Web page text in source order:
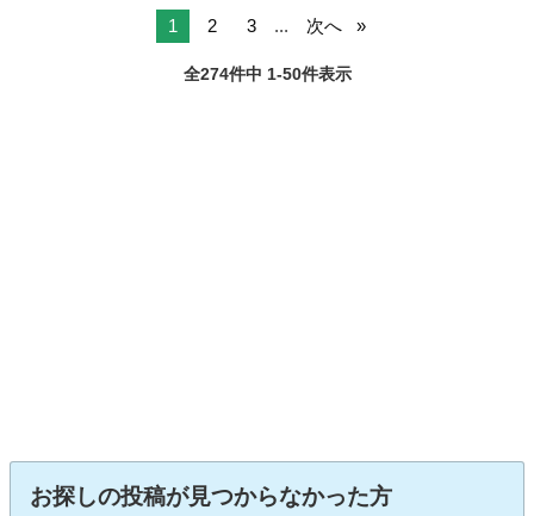
1 2 3 ... 次へ
全274件中 1-50件表示
お探しの投稿が見つからなかった方